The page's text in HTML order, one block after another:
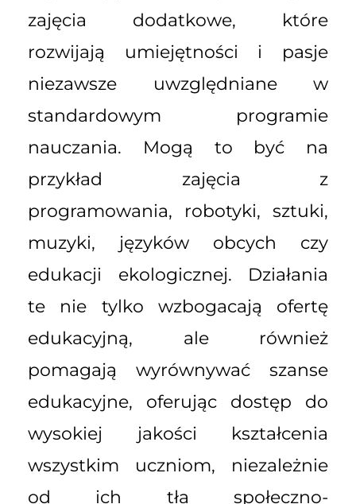
zajęcia dodatkowe, które
rozwijają umiejętności i pasje
niezawsze uwzględniane w
standardowym programie
nauczania. Mogą to być na
przykład zajęcia z
programowania, robotyki, sztuki,
muzyki, języków obcych czy
edukacji ekologicznej. Działania
te nie tylko wzbogacają ofertę
edukacyjną, ale również
pomagają wyrównywać szanse
edukacyjne, oferując dostęp do
wysokiej jakości kształcenia
wszystkim uczniom, niezależnie
od ich tła społeczno-